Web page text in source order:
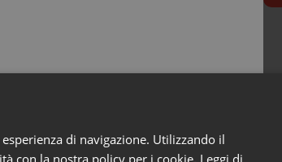
di navigazione. Utilizzando il
con la nostra policy per i cookie. Leggi di